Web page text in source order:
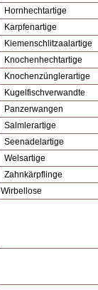
Hornhechtartige
Karpfenartige
Kiemenschlitzaalartige
Knochenhechtartige
Knochenzünglerartige
Kugelfischverwandte
Panzerwangen
Salmlerartige
Seenadelartige
Welsartige
Zahnkärpflinge
Wirbellose